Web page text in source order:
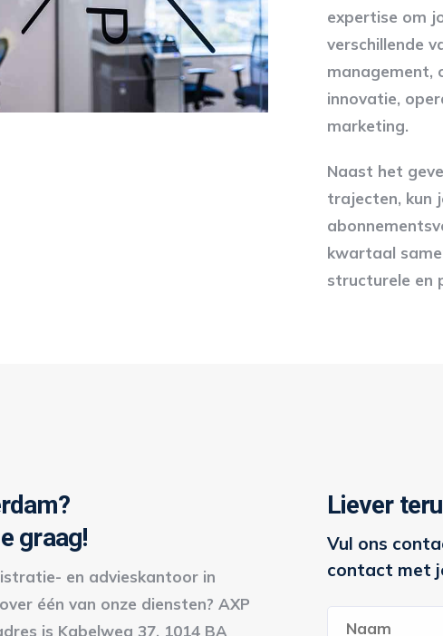
expertise om
verschillende
management,
innovatie,
marketing.
Naast het
trajecten, kun
kwartaal
structurele en
graag!
en advieskantoor in
één van onze diensten? AXP
is Kabelweg 37, 1014 BA
Liever
Vul ons
contact met